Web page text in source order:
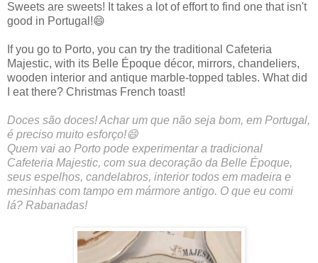
Sweets are sweets! It takes a lot of effort to find one that isn't
good in Portugal!😄
If you go to Porto, you can try the traditional Cafeteria
Majestic, with its Belle Époque décor, mirrors, chandeliers,
wooden interior and antique marble-topped tables. What did
I eat there? Christmas French toast!
Doces são doces! Achar um que não seja bom, em Portugal,
é preciso muito esforço!😄
Quem vai ao Porto pode experimentar a tradicional
Cafeteria Majestic, com sua decoração da Belle Époque,
seus espelhos, candelabros, interior todos em madeira e
mesinhas com tampo em mármore antigo. O que eu comi
lá? Rabanadas!